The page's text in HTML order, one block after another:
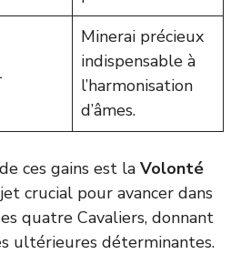
Minerai précieux
indispensable à
l’harmonisation
d’âmes.
ces gains est la Volonté
crucial pour avancer dans
quatre Cavaliers, donnant
ultérieures déterminantes.